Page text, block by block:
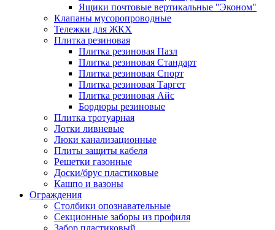
Ящики почтовые вертикальные "Эконом"
Клапаны мусоропроводные
Тележки для ЖКХ
Плитка резиновая
Плитка резиновая Пазл
Плитка резиновая Стандарт
Плитка резиновая Спорт
Плитка резиновая Таргет
Плитка резиновая Айс
Бордюры резиновые
Плитка тротуарная
Лотки ливневые
Люки канализационные
Плиты защиты кабеля
Решетки газонные
Доски/брус пластиковые
Кашпо и вазоны
Ограждения
Столбики опознавательные
Секционные заборы из профиля
Забор пластиковый